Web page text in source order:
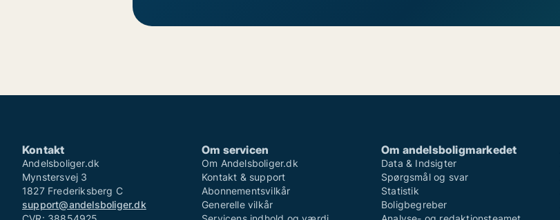
Kontakt
Andelsboliger.dk
Mynstersvej 3
1827 Frederiksberg C
support@andelsboliger.dk
Om servicen
Om Andelsboliger.dk
Kontakt & support
Abonnementsvilkår
Generelle vilkår
Om andelsboligmarkedet
Data & Indsigter
Spørgsmål og svar
Statistik
Boligbegreber